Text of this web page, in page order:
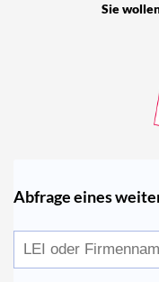
Sie
Abfrage eines